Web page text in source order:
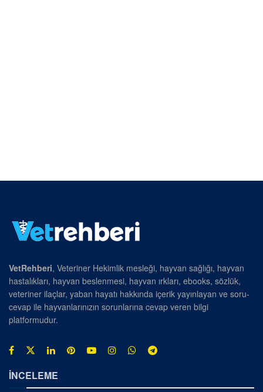
VetRehberi, Veteriner Hekimlik mesleği, hayvan sağlığı, hayvan
hastalıkları, hayvan beslenmesi, hayvan ırkları, ebooks, sözlük,
veteriner ilaçlar, yaban hayatı hakkında içerik yayınlayan ve soru-
cevap ile hayvanlarınızın sorunlarına cevap veren bilgi
platformudur.
İNCELEME